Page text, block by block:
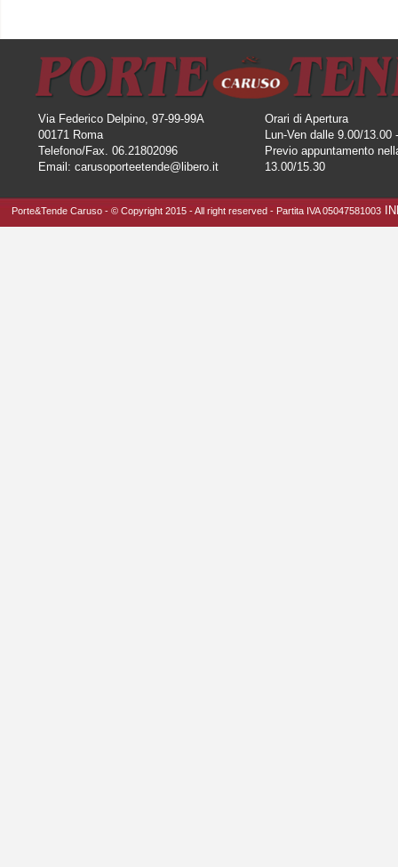
Via Federico Delpino, 97-99-99A
00171 Roma
Telefono/Fax. 06.21802096
Email: carusoporteetende@libero.it
Porte&Tende Caruso - © Copyright 2015 - All right reserved - Partita IVA 05047581003
Orari di Apertura
Lun-Ven dalle 9.00/13.00
Previo appuntamento
13.00/15.30